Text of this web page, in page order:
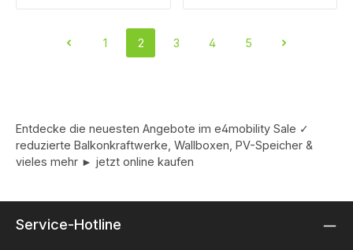
Seite
1
Seite
2
Seite
3
Seite
4
Seite
5
Entdecke die neuesten Angebote im e4mobility Sale ✓
reduzierte Balkonkraftwerke, Wallboxen, PV-Speicher &
vieles mehr ► jetzt online kaufen
Service-Hotline